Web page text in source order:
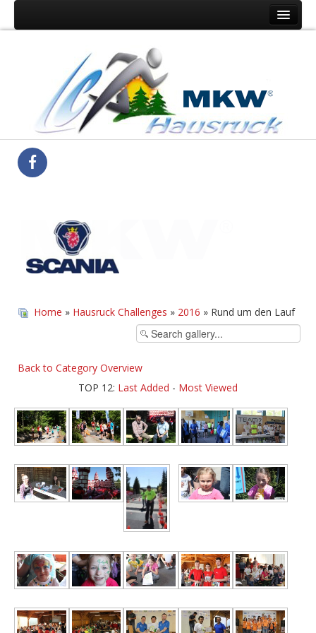
Hausruck Challenge
Medienberichte
Ergebnisse
Home » Hausruck Challenges » 2016 » Rund um den Lauf
Back to Category Overview
TOP 12: Last Added - Most Viewed